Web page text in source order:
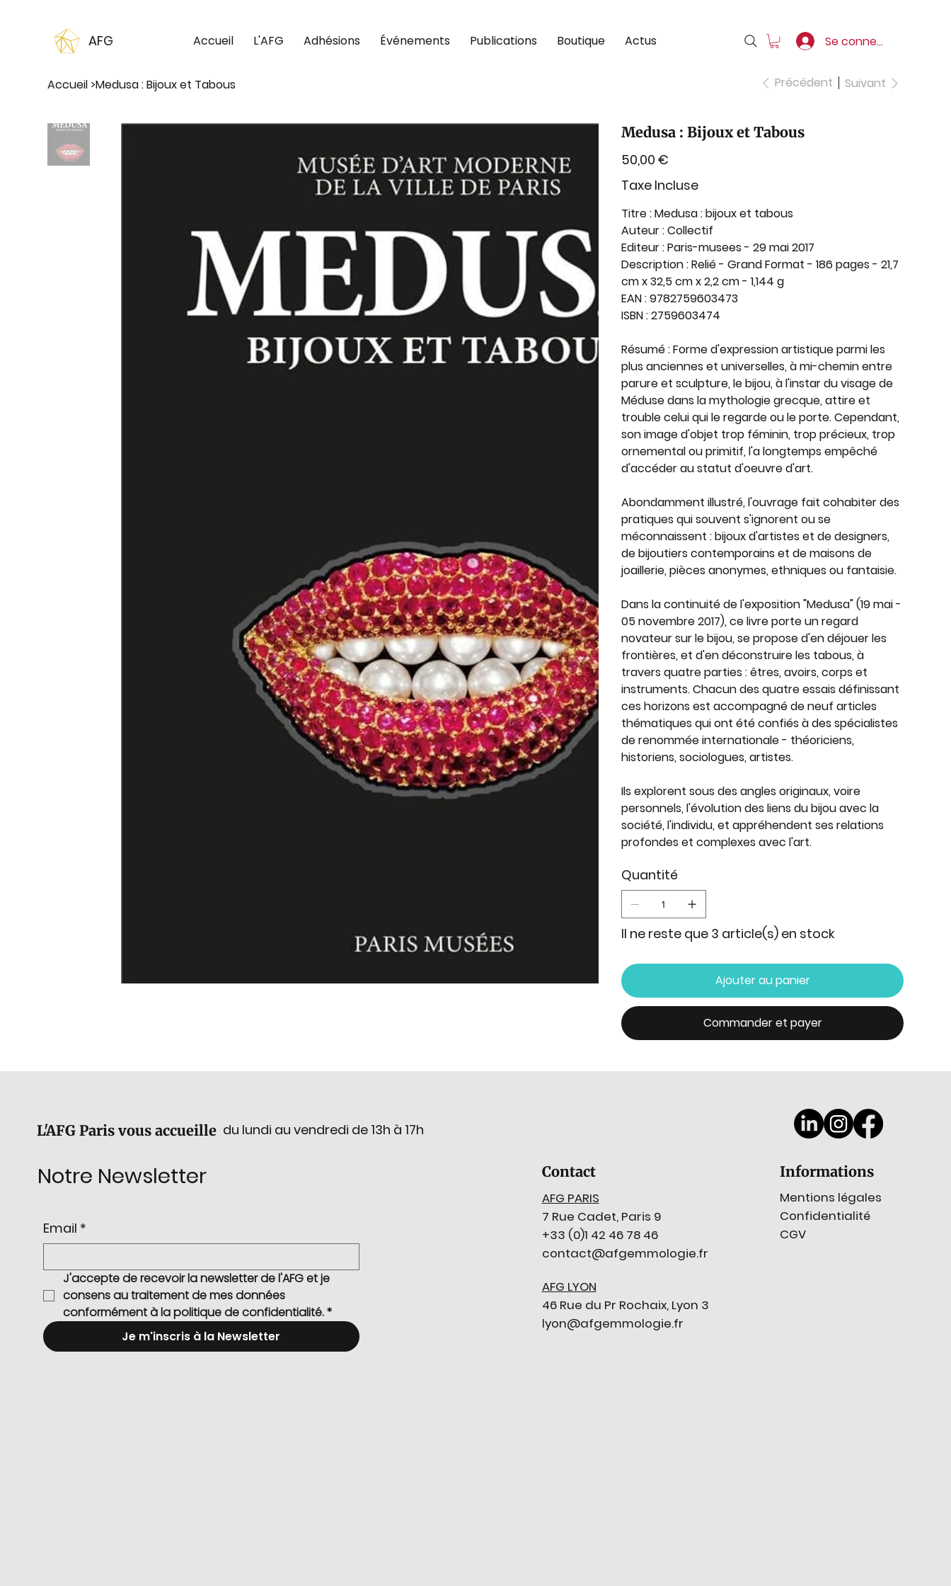
AFG Accueil L'AFG Adhésions Événements Publications Boutique Actus Se connecter
Accueil >Medusa : Bijoux et Tabous Précédent Suivant
Medusa : Bijoux et Tabous
50,00 €
Taxe Incluse
Titre: Medusa : bijoux et tabous
Auteur: Collectif
Editeur: Paris-musees - 29 mai 2017
Description: Relié - Grand Format - 186 pages - 21,7
cm x 32,5 cm x 2,2 cm - 1,144 g
EAN :9782759603473
ISBN :2759603474
Résumé: Forme d'expression artistique parmi les
plus anciennes et universelles, à mi-chemin entre
parure et sculpture, le bijou, à l'instar du visage de
Méduse dans la mythologie grecque, attire et
trouble celui qui le regarde ou le porte. Cependant,
son image d'objet trop féminin, trop précieux, trop
ornemental ou primitif, l'a longtemps empêché
d'accéder au statut d'oeuvre d'art.
Abondamment illustré, l'ouvrage fait cohabiter des
pratiques qui souvent s'ignorent ou se
méconnaissent : bijoux d'artistes et de designers,
de bijoutiers contemporains et de maisons de
joaillerie, pièces anonymes, ethniques ou fantaisie.
Dans la continuité de l'exposition "Medusa" (19 mai -
05 novembre 2017), ce livre porte un regard
novateur sur le bijou, se propose d'en déjouer les
frontières, et d'en déconstruire les tabous, à
travers quatre parties : êtres, avoirs, corps et
instruments. Chacun des quatre essais définissant
ces horizons est accompagné de neuf articles
thématiques qui ont été confiés à des spécialistes
de renommée internationale - théoriciens,
historiens, sociologues, artistes.
Ils explorent sous des angles originaux, voire
personnels, l'évolution des liens du bijou avec la
société, l'individu, et appréhendent ses relations
profondes et complexes avec l'art.
Quantité
Il ne reste que 3 article(s) en stock
Ajouter au panier
Commander et payer
L'AFG Paris vous accueille du lundi au vendredi de 13h à 17h
Notre Newsletter
Email *
J'accepte de recevoir la newsletter de l'AFG et je
consens au traitement de mes données
conformément à la politique de confidentialité.*
Je m'inscris à la Newsletter
Informations
Mentions légales
Confidentialité
CGV
Contact
AFG PARIS
7 Rue Cadet, Paris 9
+33 (0)1 42 46 78 46
contact@afgemmologie.fr
AFG LYON
46 Rue du Pr Rochaix, Lyon 3
lyon@afgemmologie.fr